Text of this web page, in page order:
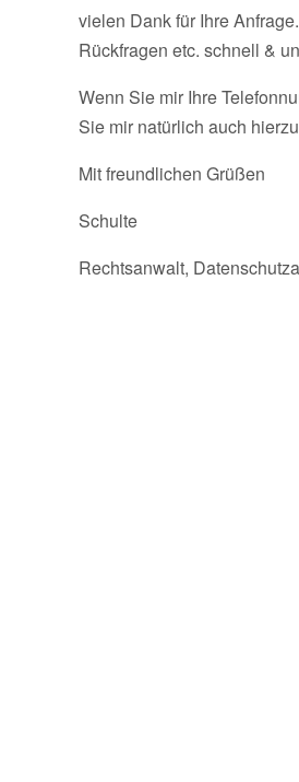
vielen Dank für Ihre
Rückfragen etc. schnell &
Wenn Sie mir Ihre
Sie mir natürlich auch
Mit freundlichen Grüßen
Schulte
Rechtsanwalt,